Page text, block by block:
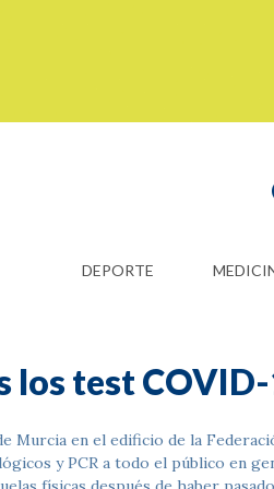
DEPORTE
los test
Murcia en el edificio de la
y PCR a todo el público en